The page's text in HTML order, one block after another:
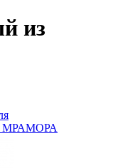
из
МРАМОРА